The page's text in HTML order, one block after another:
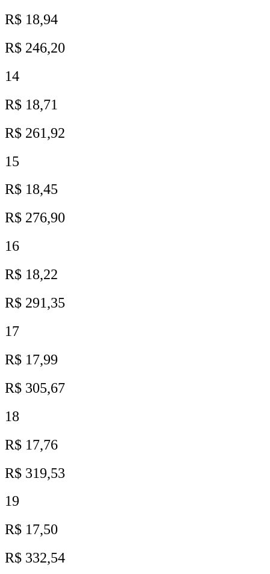
R$ 18,94
R$ 246,20
14
R$ 18,71
R$ 261,92
15
R$ 18,45
R$ 276,90
16
R$ 18,22
R$ 291,35
17
R$ 17,99
R$ 305,67
18
R$ 17,76
R$ 319,53
19
R$ 17,50
R$ 332,54